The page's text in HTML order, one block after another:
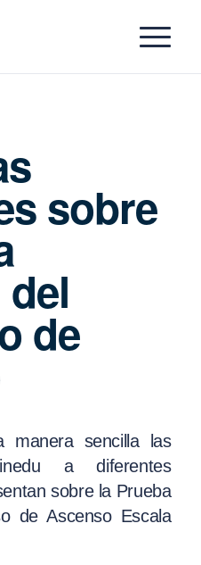
sobre
de
manera sencilla las
a diferentes
sobre la Prueba
de Ascenso Escala